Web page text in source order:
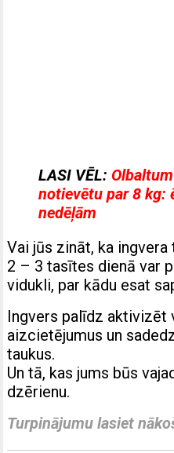
LASI VĒL:
notievētu par 8 kg:
nedēļām
Vai jūs zināt, ka
2 – 3 tasītes dienā var
vidukli, par kādu esat
Ingvers palīdz aktivizēt
aizcietējumus un
taukus.
Un tā, kas jums būs
dzērienu.
Turpinājumu lasiet